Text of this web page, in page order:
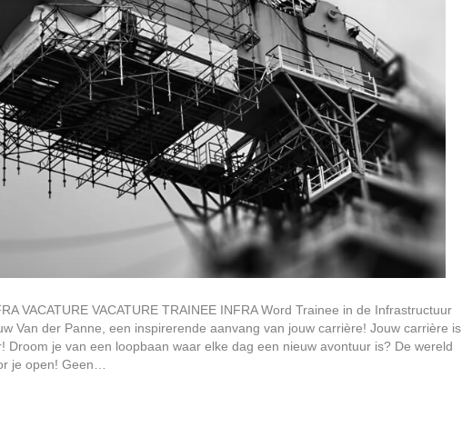
VACATURE VACATURE TRAINEE INFRA Word Trainee in de Infrastructuur
Van der Panne, een inspirerende aanvang van jouw carrière! Jouw carrière is
Droom je van een loopbaan waar elke dag een nieuw avontuur is? De wereld
je open! Geen…